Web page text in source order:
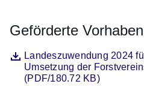
Geförderte Vorhaben
DateiLandeszuwendung 2024
Umsetzung der
(PDF/180.72 KB)
Öffnet sich in einem neuen